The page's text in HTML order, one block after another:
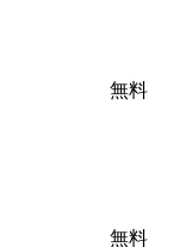
無料
無料